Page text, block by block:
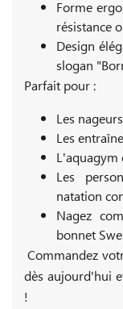
Forme
résistance
Design
slogan
Parfait pour :
Les
Les
L'aquagym
Les
natation
Nagez
bonnet
Commandez
dès aujourd'hui
!